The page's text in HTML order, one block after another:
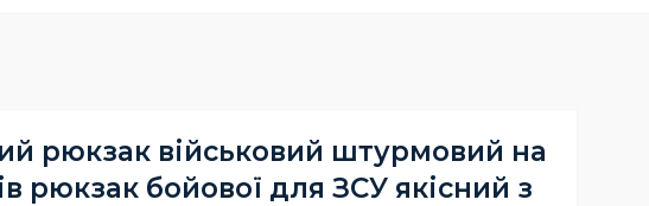
рюкзак військовий штурмовий на
рюкзак бойової для ЗСУ якісний з